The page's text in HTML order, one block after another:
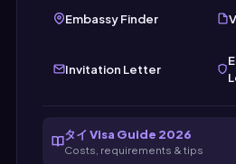
Embassy Finder
Invitation Letter
タイ Visa Guide 2026
Costs, requirements & tips